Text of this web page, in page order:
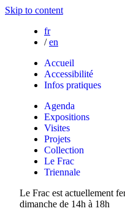
Skip to content
fr
/ en
Accueil
Accessibilité
Infos pratiques
Agenda
Expositions
Visites
Projets
Collection
Le Frac
Triennale
Le Frac est actuellement
dimanche de 14h à 18h